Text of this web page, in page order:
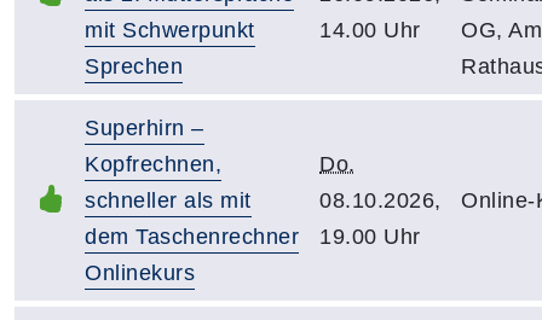
mit Schwerpunkt
Sprechen
14.00 Uhr
OG, Am
Superhirn –
Kopfrechnen,
schneller als mit
dem Taschenrechner
Onlinekurs
Do.
08.10.2026,
19.00 Uhr
Online-